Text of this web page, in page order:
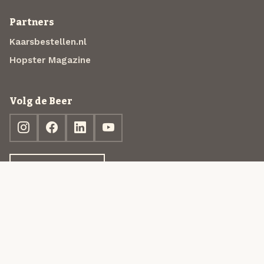
Partners
Kaarsbestellen.nl
Hopster Magazine
Volg de Beer